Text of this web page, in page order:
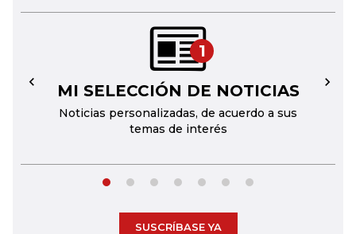
1
MI SELECCIÓN DE NOTICIAS
Noticias personalizadas, de acuerdo a sus
temas de interés
← →
SUSCRÍBASE YA